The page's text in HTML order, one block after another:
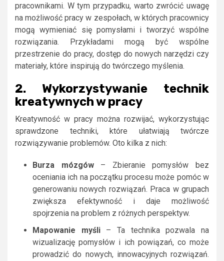
pracownikami. W tym przypadku, warto zwrócić uwagę
na możliwość pracy w zespołach, w których pracownicy
mogą wymieniać się pomysłami i tworzyć wspólne
rozwiązania. Przykładami mogą być wspólne
przestrzenie do pracy, dostęp do nowych narzędzi czy
materiały, które inspirują do twórczego myślenia.
2. Wykorzystywanie technik
kreatywnych w pracy
Kreatywność w pracy można rozwijać, wykorzystując
sprawdzone techniki, które ułatwiają twórcze
rozwiązywanie problemów. Oto kilka z nich:
Burza mózgów– Zbieranie pomysłów bez
oceniania ich na początku procesu może pomóc w
generowaniu nowych rozwiązań. Praca w grupach
zwiększa efektywność i daje możliwość
spojrzenia na problem z różnych perspektyw.
Mapowanie myśli– Ta technika pozwala na
wizualizację pomysłów i ich powiązań, co może
prowadzić do nowych, innowacyjnych rozwiązań.